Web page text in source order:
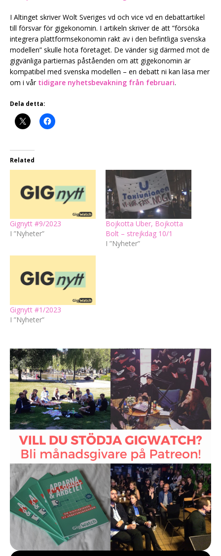
I Altinget skriver Wolt Sveriges vd och vice vd en debattartikel
till försvar för gigekonomin. I artikeln skriver de att ”försöka
integrera plattformsekonomin rakt av i den befintliga svenska
modellen” skulle hota företaget. De vänder sig därmed mot de
gigvänliga partiernas påståenden om att gigekonomin är
kompatibel med svenska modellen – en debatt ni kan läsa mer
om i vår tidigare nyhetsbevakning från februari.
Dela detta:
Related
Gignytt #9/2023
I ”Nyheter”
Bojkotta Uber, Bojkotta
Bolt – strejkdag 10/1
I ”Nyheter”
Gignytt #1/2023
I ”Nyheter”